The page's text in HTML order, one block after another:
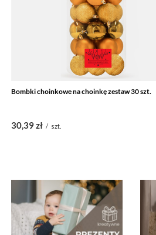
Bombki choinkowe na choinkę zestaw 30 szt.
30,39 zł / szt.